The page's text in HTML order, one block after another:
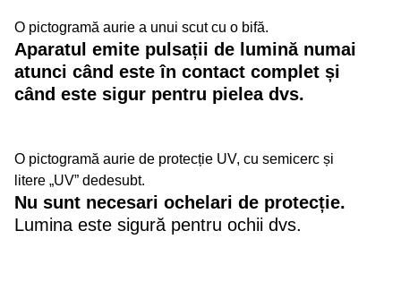
O pictogramă aurie a unui scut cu o bifă.
Aparatul emite pulsații de lumină numai
atunci când este în contact complet și
când este sigur pentru pielea dvs.
O pictogramă aurie de protecție UV, cu semicerc și
litere „UV” dedesubt.
Nu sunt necesari ochelari de protecție.
Lumina este sigură pentru ochii dvs.